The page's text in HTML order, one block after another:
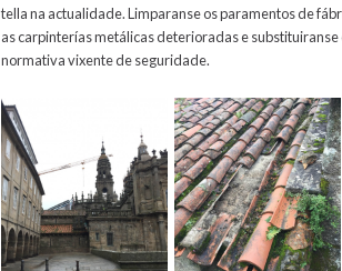
tella na actualidade. Limparanse os paramentos de
as carpinterías metálicas deterioradas e
normativa vixente de seguridade.